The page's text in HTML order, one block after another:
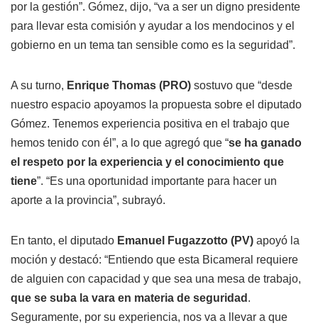
por la gestión”. Gómez, dijo, “va a ser un digno presidente
para llevar esta comisión y ayudar a los mendocinos y el
gobierno en un tema tan sensible como es la seguridad”.
A su turno, Enrique Thomas (PRO) sostuvo que “desde
nuestro espacio apoyamos la propuesta sobre el diputado
Gómez. Tenemos experiencia positiva en el trabajo que
hemos tenido con él”, a lo que agregó que “se ha ganado
el respeto por la experiencia y el conocimiento que
tiene”. “Es una oportunidad importante para hacer un
aporte a la provincia”, subrayó.
En tanto, el diputado Emanuel Fugazzotto (PV) apoyó la
moción y destacó: “Entiendo que esta Bicameral requiere
de alguien con capacidad y que sea una mesa de trabajo,
que se suba la vara en materia de seguridad .
Seguramente, por su experiencia, nos va a llevar a que